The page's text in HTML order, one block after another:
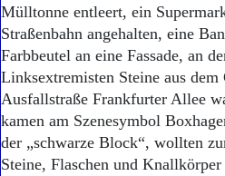
Mülltonne entleert, ein
Straßenbahn angehalten, eine
Farbbeutel an eine Fassade, an
Linksextremisten Steine aus
Ausfallstraße Frankfurter Allee
kamen am Szenesymbol
der „schwarze Block“, wollten
Steine, Flaschen und